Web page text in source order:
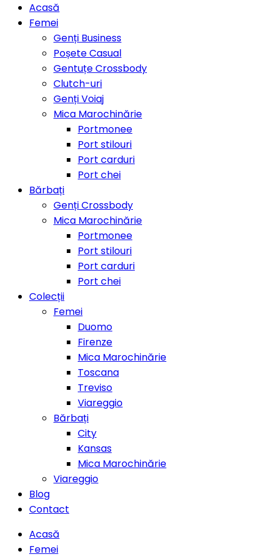
Acasă
Femei
Genți Business
Poșete Casual
Gentuțe Crossbody
Clutch-uri
Genți Voiaj
Mica Marochinărie
Portmonee
Port stilouri
Port carduri
Port chei
Bărbați
Genți Crossbody
Mica Marochinărie
Portmonee
Port stilouri
Port carduri
Port chei
Colecții
Femei
Duomo
Firenze
Mica Marochinărie
Toscana
Treviso
Viareggio
Bărbați
City
Kansas
Mica Marochinărie
Viareggio
Blog
Contact
Acasă
Femei